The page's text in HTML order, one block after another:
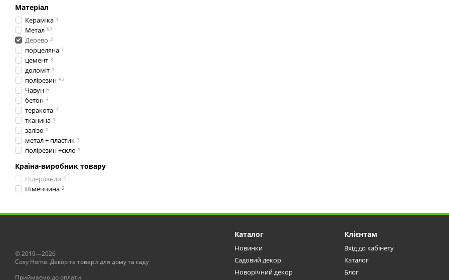
Матеріал
Кераміка 1
Метал 57
Дерево 2
порцеляна 1
цемент 3
доломіт 1
полірезин 52
Чавун 6
бетон 3
теракота 2
тканина 1
залізо 1
метал + пластик 1
полірезин +скло 1
Країна-виробник товару
Нідерланди 0
Німеччина 2
© 2019—2026
Сosy Home. Декор та товари для дому та саду
Приймаємо до оплати
Каталог
Новинки
Садовий декор
Новорічний декор
Клієнтам
Вхід до кабінету
Каталог
Блог